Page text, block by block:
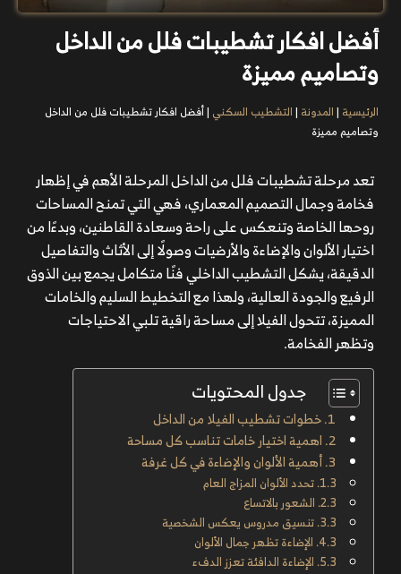
أفضل افكار تشطيبات فلل من الداخل
وتصاميم مميزة
الرئيسية |المدونة |التشطيب السكني |أفضل افكار تشطيبات فلل من الداخل
وتصاميم مميزة
تعد مرحلة تشطيبات فلل من الداخل المرحلة الأهم في إظهار
فخامة وجمال التصميم المعماري، فهي التي تمنح المساحات
روحها الخاصة وتنعكس على راحة وسعادة القاطنين، وبدءًا من
اختيار الألوان والإضاءة والأرضيات وصولًا إلى الأثاث والتفاصيل
الدقيقة، يشكل التشطيب الداخلي فنًا متكامل يجمع بين الذوق
الرفيع والجودة العالية، ولهذا مع التخطيط السليم والخامات
المميزة، تتحول الفيلا إلى مساحة راقية تلبي الاحتياجات
وتظهر الفخامة.
جدول المحتويات
خطوات تشطيب الفيلا من الداخل
اهمية اختيار خامات تناسب كل مساحة
أهمية الألوان والإضاءة في كل غرفة
تحدد الألوان المزاج العام
الشعور بالاتساع
تنسيق مدروس يعكس الشخصية
الإضاءة تظهر جمال الألوان
الإضاءة الدافئة تعزز الدفء